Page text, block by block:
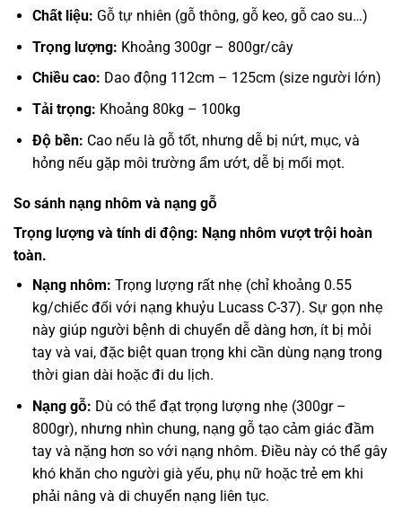
Chất liệu: Gỗ tự nhiên (gỗ thông, gỗ keo, gỗ cao su…)
Trọng lượng: Khoảng 300gr – 800gr/cây
Chiều cao: Dao động 112cm – 125cm (size người lớn)
Tải trọng: Khoảng 80kg – 100kg
Độ bền: Cao nếu là gỗ tốt, nhưng dễ bị nứt, mục, và
hỏng nếu gặp môi trường ẩm ướt, dễ bị mối mọt.
So sánh nạng nhôm và nạng gỗ
Trọng lượng và tính di động: Nạng nhôm vượt trội hoàn
toàn.
Nạng nhôm: Trọng lượng rất nhẹ (chỉ khoảng 0.55
kg/chiếc đối với nạng khuỷu Lucass C-37). Sự gọn nhẹ
này giúp người bệnh di chuyển dễ dàng hơn, ít bị mỏi
tay và vai, đặc biệt quan trọng khi cần dùng nạng trong
thời gian dài hoặc đi du lịch.
Nạng gỗ: Dù có thể đạt trọng lượng nhẹ (300gr –
800gr), nhưng nhìn chung, nạng gỗ tạo cảm giác đầm
tay và nặng hơn so với nạng nhôm. Điều này có thể gây
khó khăn cho người già yếu, phụ nữ hoặc trẻ em khi
phải nâng và di chuyển nạng liên tục.